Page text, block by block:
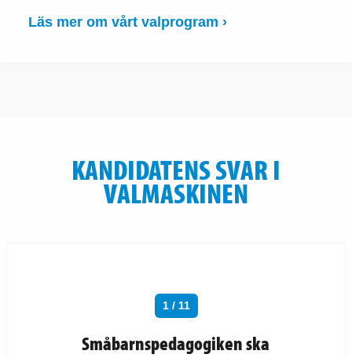
Läs mer om vårt valprogram ›
KANDIDATENS SVAR I
VALMASKINEN
1 / 11
Småbarnspedagogiken ska